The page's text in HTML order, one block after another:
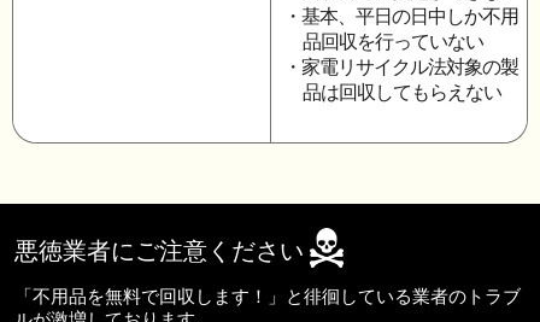
・基本、平日の日中しか不用
品回収を行っていない
・家電リサイクル法対象の製
品は回収してもらえない
悪徳業者にご注意ください
「不用品を無料で回収します！」と徘徊している業者のトラブ